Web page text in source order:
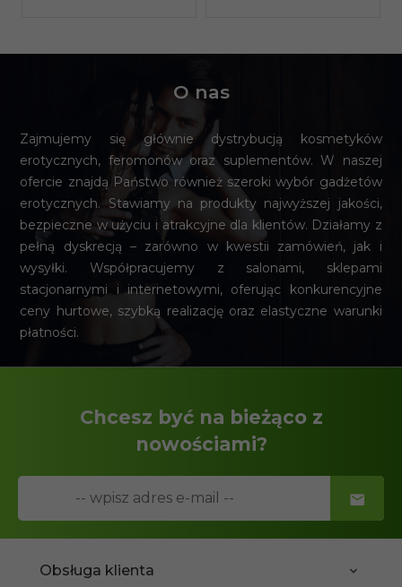
O nas
Zajmujemy się głównie dystrybucją kosmetyków
erotycznych, feromonów oraz suplementów. W naszej
ofercie znajdą Państwo również szeroki wybór gadżetów
erotycznych. Stawiamy na produkty najwyższej jakości,
bezpieczne w użyciu i atrakcyjne dla klientów. Działamy z
pełną dyskrecją – zarówno w kwestii zamówień, jak i
wysyłki. Współpracujemy z salonami, sklepami
stacjonarnymi i internetowymi, oferując konkurencyjne
ceny hurtowe, szybką realizację oraz elastyczne warunki
płatności.
Chcesz być na bieżąco z
nowościami?
Obsługa klienta